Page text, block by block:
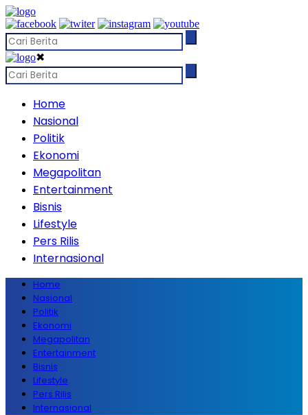
✖
Home
Nasional
Politik
Ekonomi
Megapolitan
Entertainment
Bisnis
Lifestyle
Pers Rilis
Internasional
Home
Nasional
Politik
Ekonomi
Megapolitan
Entertainment
Bisnis
Lifestyle
Pers Rilis
Internasional